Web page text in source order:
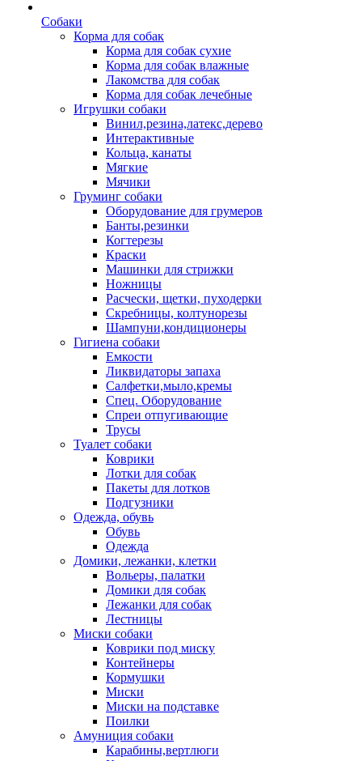
Собаки
Корма для собак
Корма для собак сухие
Корма для собак влажные
Лакомства для собак
Корма для собак лечебные
Игрушки собаки
Винил,резина,латекс,дерево
Интерактивные
Кольца, канаты
Мягкие
Мячики
Груминг собаки
Оборудование для грумеров
Банты,резинки
Когтерезы
Краски
Машинки для стрижки
Ножницы
Расчески, щетки, пуходерки
Скребницы, колтунорезы
Шампуни,кондиционеры
Гигиена собаки
Емкости
Ликвидаторы запаха
Салфетки,мыло,кремы
Спец. Оборудование
Спреи отпугивающие
Трусы
Туалет собаки
Коврики
Лотки для собак
Пакеты для лотков
Подгузники
Одежда, обувь
Обувь
Одежда
Домики, лежанки, клетки
Вольеры, палатки
Домики для собак
Лежанки для собак
Лестницы
Миски собаки
Коврики под миску
Контейнеры
Кормушки
Миски
Миски на подставке
Поилки
Амуниция собаки
Карабины,вертлюги